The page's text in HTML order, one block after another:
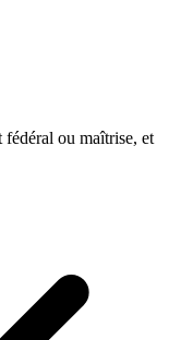
fédéral ou maîtrise, et